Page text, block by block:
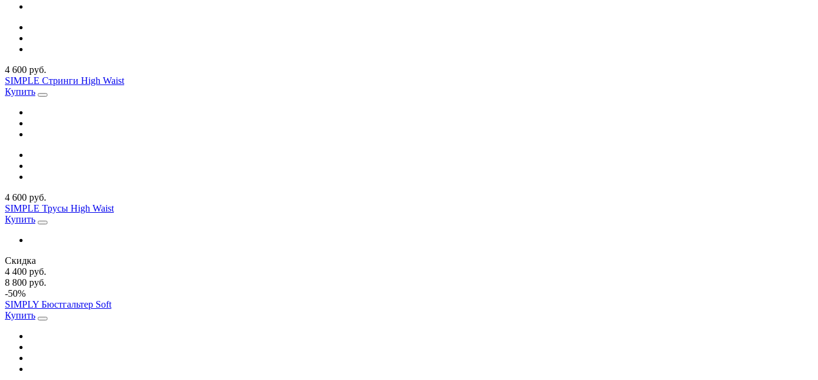
4 600 руб.
SIMPLE Стринги High Waist
Купить
4 600 руб.
SIMPLE Трусы High Waist
Купить
Скидка
4 400 руб.
8 800 руб.
-50%
SIMPLY Бюстгальтер Soft
Купить